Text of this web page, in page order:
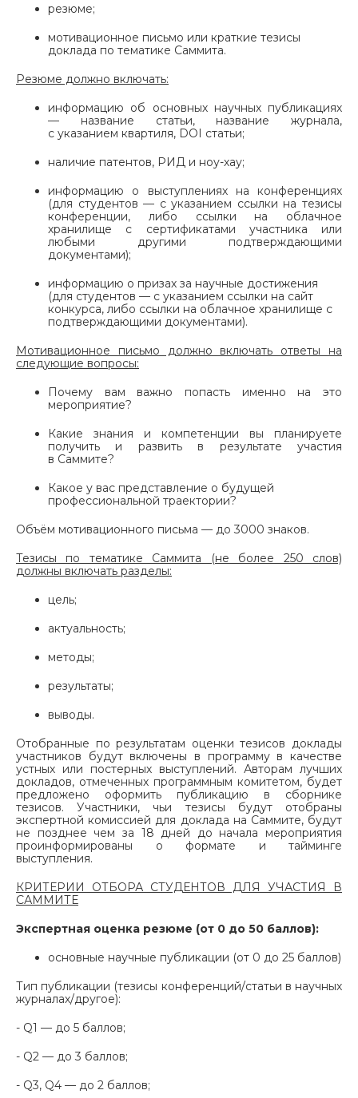
резюме;
мотивационное письмо или краткие тезисы
доклада по тематике Саммита.
Резюме должно включать:
информацию об основных научных публикациях
— название статьи, название журнала,
с указанием квартиля, DOI статьи;
наличие патентов, РИД и ноу-хау;
информацию о выступлениях на конференциях
(для студентов — с указанием ссылки на тезисы
конференции, либо ссылки на облачное
хранилище с сертификатами участника или
любыми другими подтверждающими
документами);
информацию о призах за научные достижения
(для студентов — с указанием ссылки на сайт
конкурса, либо ссылки на облачное хранилище с
подтверждающими документами).
Мотивационное письмо должно включать ответы на
следующие вопросы:
Почему вам важно попасть именно на это
мероприятие?
Какие знания и компетенции вы планируете
получить и развить в результате участия
в Саммите?
Какое у вас представление о будущей
профессиональной траектории?
Объём мотивационного письма — до 3000 знаков.
Тезисы по тематике Саммита (не более 250 слов)
должны включать разделы:
цель;
актуальность;
методы;
результаты;
выводы.
Отобранные по результатам оценки тезисов доклады
участников будут включены в программу в качестве
устных или постерных выступлений. Авторам лучших
докладов, отмеченных программным комитетом, будет
предложено оформить публикацию в сборнике
тезисов. Участники, чьи тезисы будут отобраны
экспертной комиссией для доклада на Саммите, будут
не позднее чем за 18 дней до начала мероприятия
проинформированы о формате и тайминге
выступления.
КРИТЕРИИ ОТБОРА СТУДЕНТОВ ДЛЯ УЧАСТИЯ В
САММИТЕ
Экспертная оценка резюме (от 0 до 50 баллов):
основные научные публикации (от 0 до 25 баллов)
Тип публикации (тезисы конференций/статьи в научных
журналах/другое):
- Q1 — до 5 баллов;
- Q2 — до 3 баллов;
- Q3, Q4 — до 2 баллов;